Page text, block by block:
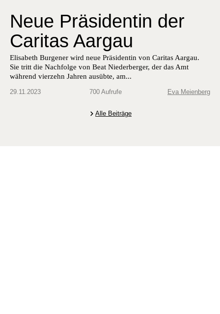
Neue Präsidentin der
Caritas Aargau
Elis­a­beth Bur­gen­er wird neue Präsi­dentin von Car­i­tas Aar­gau.
Sie tritt die Nach­folge von Beat Nieder­berg­er, der das Amt
während vierzehn Jahren ausübte, am...
29.11.2023 700 Aufrufe Eva Meienberg
Alle Beiträge